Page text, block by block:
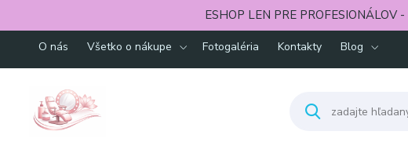
ESHOP LEN PRE PROFESIONÁLOV
O nás Všetko o nákupe Fotogaléria Kontakty Blog